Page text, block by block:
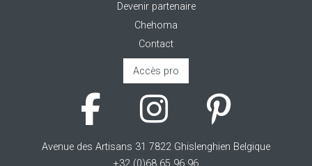
Devenir partenaire
Chehoma
Contact
Accès pro
Avenue des Artisans 31 7822 Ghislenghien Belgique